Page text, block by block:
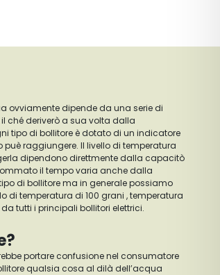
ovviamente dipende da una serie di
ché deriverò a sua volta dalla
tipo di bollitore è dotato di un indicatore
Il livello di temperatura
dipendono direttmente dalla capacitò
il tempo varia anche dalla
di bollitore ma in generale possiamo
di temperatura di 100 grani , temperatura
tutti i principali bollitori elettrici.
portare confusione nel consumatore
qualsia cosa al dilà dell’acqua